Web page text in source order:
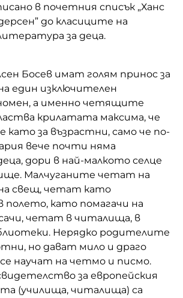
в почетния списък „Ханс
до класиците на
за деца.
Босев имат голям принос за
един изключителен
а именно четящите
крилатата максима, че
като за възрастни, само че по-
вече почти няма
дори в най-малкото селце
Малчуганите четат на
на свещ, четат като
като помагачи на
четат в читалища, в
Нерядко родителите
но дават мило и драго
научат на четмо и писмо.
за европейския
(училища, читалища) са